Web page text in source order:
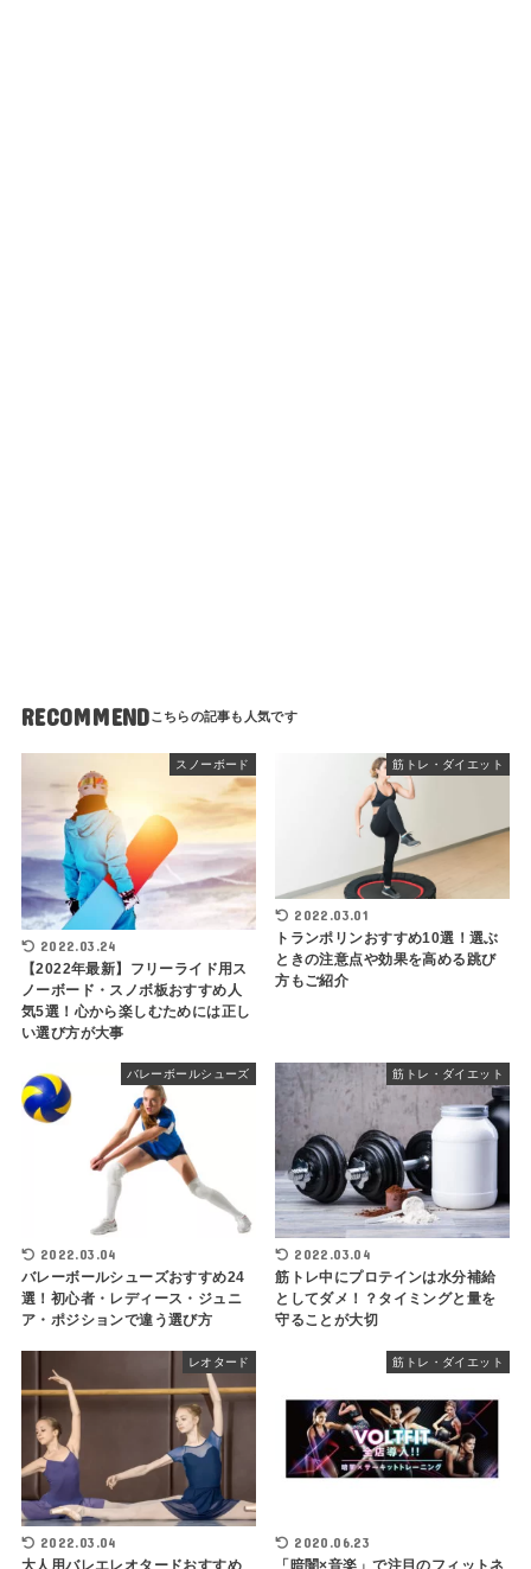
RECOMMEND
スノーボード
2022.03.24
【2022年最新】フリーライド用ス
ノーボード・スノボ板おすすめ人
気5選！心から楽しむためには正し
い選び方が大事
筋トレ・ダイエット
2022.03.01
トランポリンおすすめ10選！選ぶ
ときの注意点や効果を高める跳び
方もご紹介
バレーボールシューズ
2022.03.04
バレーボールシューズおすすめ24
選！初心者・レディース・ジュニ
ア・ポジションで違う選び方
筋トレ・ダイエット
2022.03.04
筋トレ中にプロテインは水分補給
としてダメ！？タイミングと量を
守ることが大切
レオタード
2022.03.04
大人用バレエレオタードおすすめ
筋トレ・ダイエット
2020.06.23
「暗闇×音楽」で注目のフィットネ